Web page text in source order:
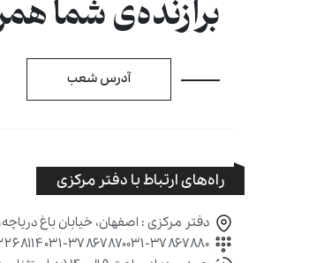
برازنده‌ی شما
آدرس شعب
راه‌های ارتباط با دفتر مرکزی
دفتر مرکزی : اصفهان، خیابان باغ دریاچه، کوچه
۰۳۱-۳۷۸۶۷۸۸۰۰۳۱-۳۷۸۶۷۸۷۰